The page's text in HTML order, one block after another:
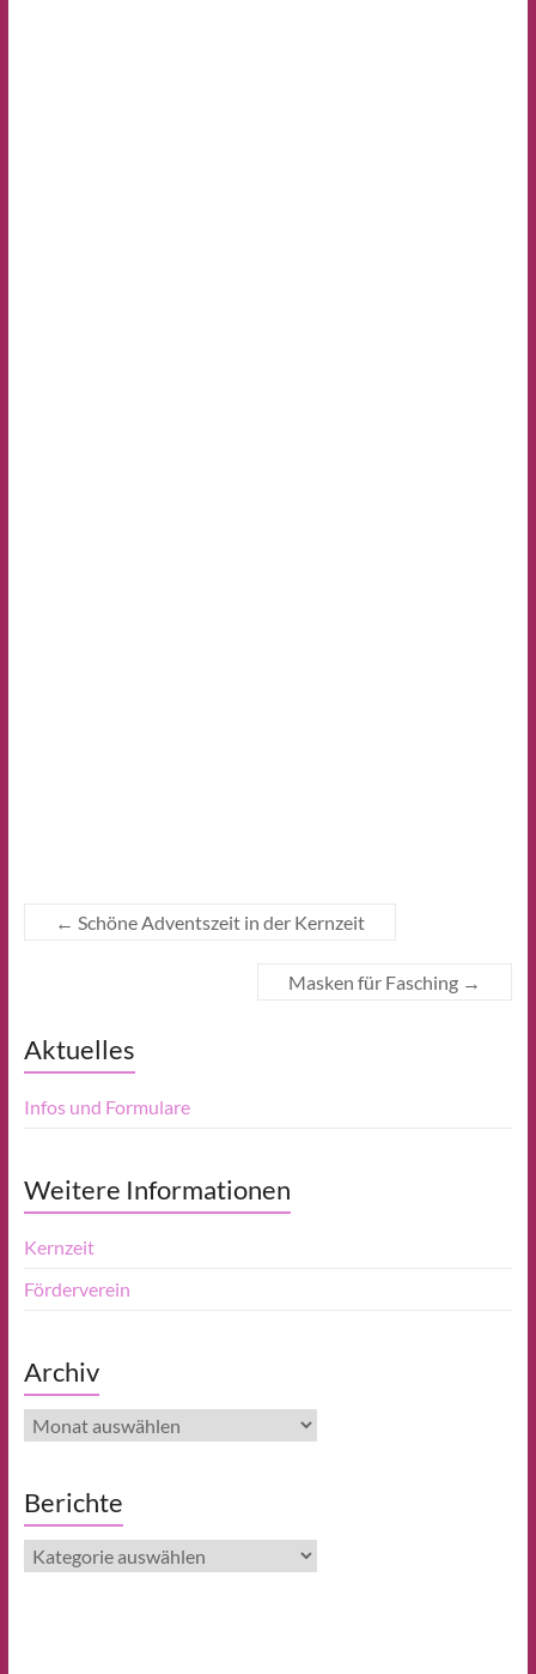
← Schöne Adventszeit in der Kernzeit
Masken für Fasching →
Aktuelles
Infos und Formulare
Weitere Informationen
Kernzeit
Förderverein
Archiv
Archiv
Berichte
Berichte